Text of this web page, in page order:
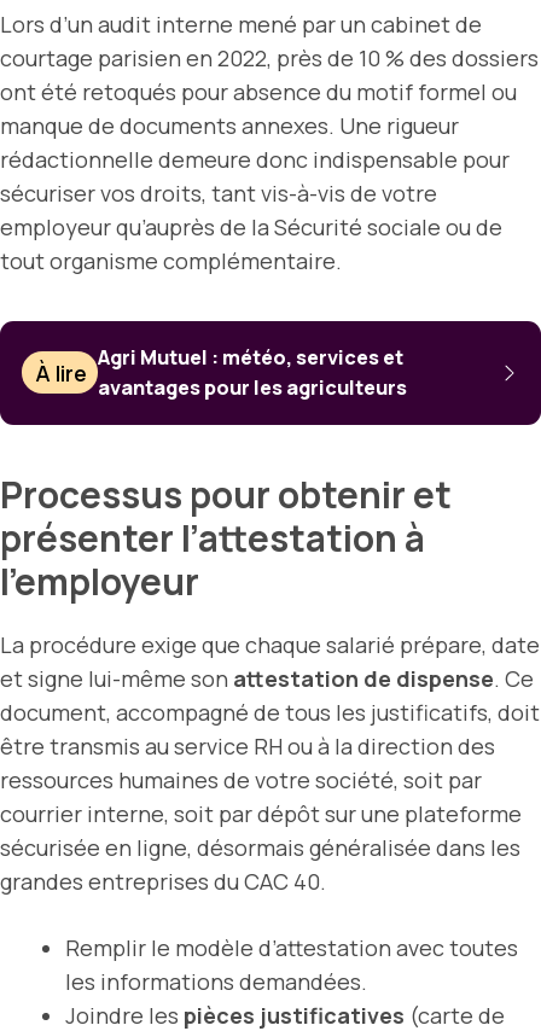
Lors d’un audit interne mené par un cabinet de
courtage parisien en 2022, près de 10 % des dossiers
ont été retoqués pour absence du motif formel ou
manque de documents annexes. Une rigueur
rédactionnelle demeure donc indispensable pour
sécuriser vos droits, tant vis-à-vis de votre
employeur qu’auprès de la Sécurité sociale ou de
tout organisme complémentaire.
À lire
Agri Mutuel : météo, services et
avantages pour les agriculteurs
Processus pour obtenir et
présenter l’attestation à
l’employeur
La procédure exige que chaque salarié prépare, date
et signe lui-même son attestation de dispense. Ce
document, accompagné de tous les justificatifs, doit
être transmis au service RH ou à la direction des
ressources humaines de votre société, soit par
courrier interne, soit par dépôt sur une plateforme
sécurisée en ligne, désormais généralisée dans les
grandes entreprises du CAC 40.
Remplir le modèle d’attestation avec toutes
les informations demandées.
Joindre les pièces justificatives (carte de